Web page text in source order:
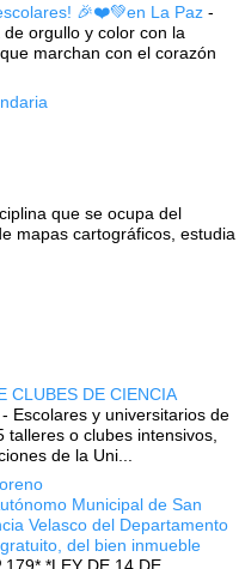
🎉❤️💚en La Paz -
orgullo y color con la
marchan con el corazón
que se ocupa del
mapas cartográficos, estudia
CLUBES DE CIENCIA
- Escolares y universitarios de
o clubes intensivos,
de la Uni...
Municipal de San
Velasco del Departamento
del bien inmueble